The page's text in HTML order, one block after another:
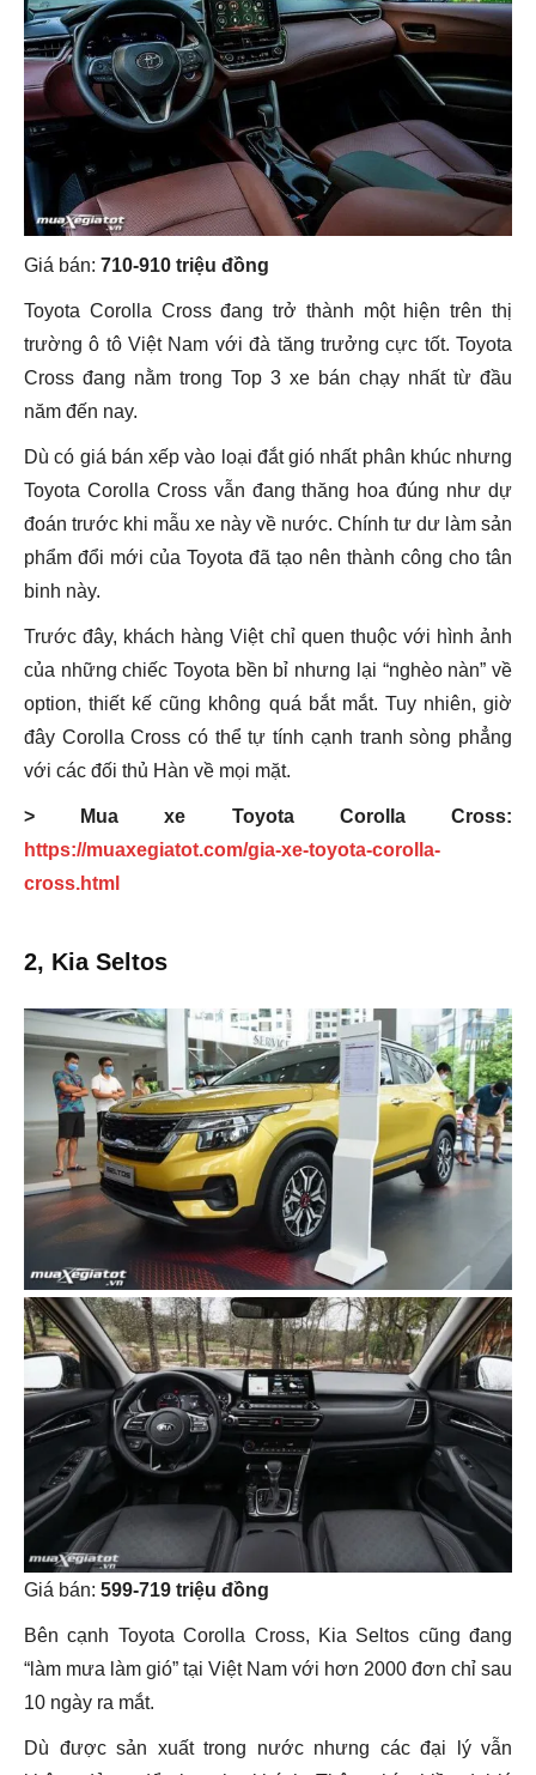
Giá bán: 710-910 triệu đồng
Toyota Corolla Cross đang trở thành một hiện trên thị
trường ô tô Việt Nam với đà tăng trưởng cực tốt. Toyota
Cross đang nằm trong Top 3 xe bán chạy nhất từ đầu
năm đến nay.
Dù có giá bán xếp vào loại đắt gió nhất phân khúc nhưng
Toyota Corolla Cross vẫn đang thăng hoa đúng như dự
đoán trước khi mẫu xe này về nước. Chính tư dư làm sản
phẩm đổi mới của Toyota đã tạo nên thành công cho tân
binh này.
Trước đây, khách hàng Việt chỉ quen thuộc với hình ảnh
của những chiếc Toyota bền bỉ nhưng lại “nghèo nàn” về
option, thiết kế cũng không quá bắt mắt. Tuy nhiên, giờ
đây Corolla Cross có thể tự tính cạnh tranh sòng phẳng
với các đối thủ Hàn về mọi mặt.
> Mua xe Toyota Corolla Cross:
https://muaxegiatot.com/gia-xe-toyota-corolla-
cross.html
2, Kia Seltos
Giá bán: 599-719 triệu đồng
Bên cạnh Toyota Corolla Cross, Kia Seltos cũng đang
“làm mưa làm gió” tại Việt Nam với hơn 2000 đơn chỉ sau
10 ngày ra mắt.
Dù được sản xuất trong nước nhưng các đại lý vẫn